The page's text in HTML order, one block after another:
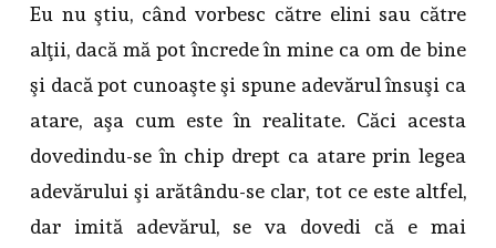
Eu nu ştiu, când vorbesc către elini sau către
alţii, dacă mă pot încrede în mine ca om de bine
şi dacă pot cunoaşte şi spune adevărul însuşi ca
atare, aşa cum este în realitate. Căci acesta
dovedindu-se în chip drept ca atare prin legea
adevărului şi arătându-se clar, tot ce este altfel,
dar imită adevărul, se va dovedi că e mai